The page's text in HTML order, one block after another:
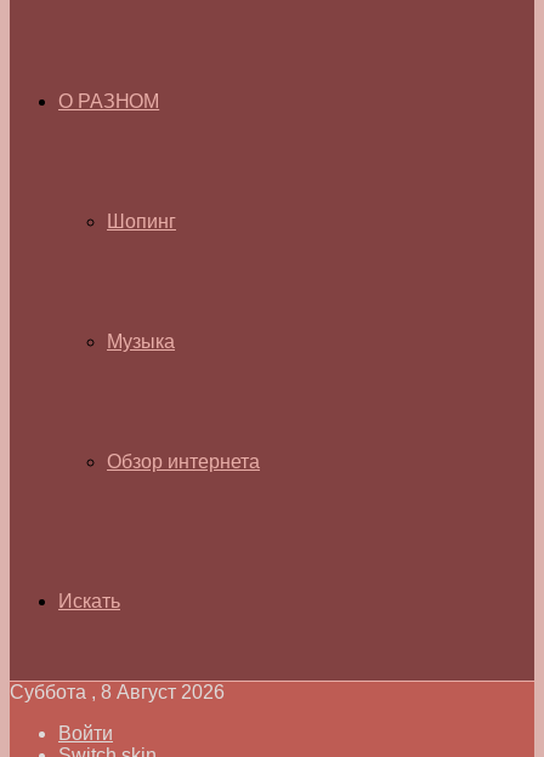
О РАЗНОМ
Шопинг
Музыка
Обзор интернета
Искать
Суббота , 8 Август 2026
Войти